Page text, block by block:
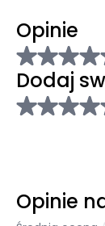
Opinie
Dodaj
Opinie